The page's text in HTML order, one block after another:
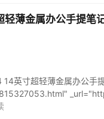
薄金属办公手提笔
英寸超轻薄金属办公